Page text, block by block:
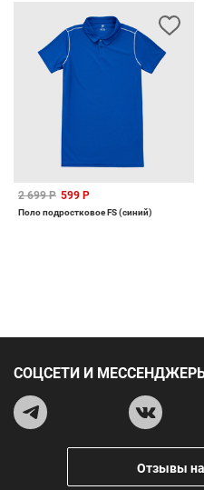
2 699 Р 599 Р
Поло подростковое FS (синий)
СОЦСЕТИ И
Отзывы на